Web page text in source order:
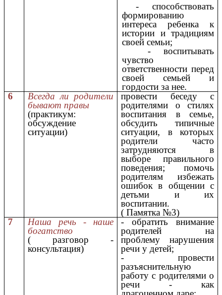
- способствовать
формированию
интереса ребенка к
истории и традициям
своей семьи;
- воспитывать
чувство
ответственности перед
своей семьей и
гордости за нее.
6
Всегда ли родители
бывают правы
(практикум:
обсуждение
ситуации)
провести беседу с
родителями о стилях
воспитания в семье,
обсудить типичные
ситуации, в которых
родители часто
затрудняются в
выборе правильного
поведения; помочь
родителям избежать
ошибок в общении с
детьми и их
воспитании.
( Памятка №3)
7
Наша речь - наше
богатство
( разговор -
консультация)
- обратить внимание
родителей на
проблему нарушения
речи у детей;
- провести
разъяснительную
работу с родителями о
речи - как